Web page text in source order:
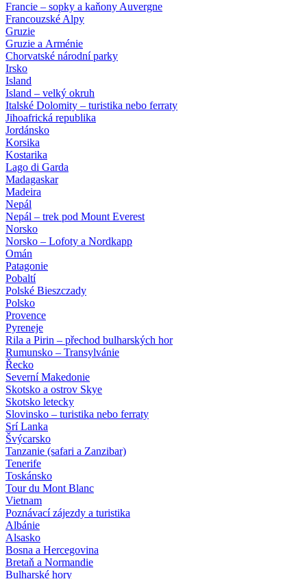
Francie – sopky a kaňony Auvergne
Francouzské Alpy
Gruzie
Gruzie a Arménie
Chorvatské národní parky
Irsko
Island
Island – velký okruh
Italské Dolomity – turistika nebo ferraty
Jihoafrická republika
Jordánsko
Korsika
Kostarika
Lago di Garda
Madagaskar
Madeira
Nepál
Nepál – trek pod Mount Everest
Norsko
Norsko – Lofoty a Nordkapp
Omán
Patagonie
Pobaltí
Polské Bieszczady
Polsko
Provence
Pyreneje
Rila a Pirin – přechod bulharských hor
Rumunsko – Transylvánie
Řecko
Severní Makedonie
Skotsko a ostrov Skye
Skotsko letecky
Slovinsko – turistika nebo ferraty
Srí Lanka
Švýcarsko
Tanzanie (safari a Zanzibar)
Tenerife
Toskánsko
Tour du Mont Blanc
Vietnam
Poznávací zájezdy a turistika
Albánie
Alsasko
Bosna a Hercegovina
Bretaň a Normandie
Bulharské hory